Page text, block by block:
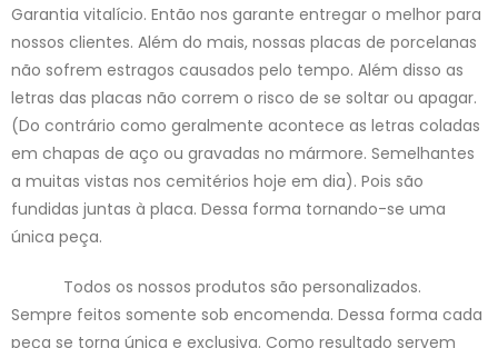
Garantia vitalício. Então nos garante entregar o melhor para
nossos clientes. Além do mais, nossas placas de porcelanas
não sofrem estragos causados pelo tempo. Além disso as
letras das placas não correm o risco de se soltar ou apagar.
(Do contrário como geralmente acontece as letras coladas
em chapas de aço ou gravadas no mármore. Semelhantes
a muitas vistas nos cemitérios hoje em dia). Pois são
fundidas juntas à placa. Dessa forma tornando-se uma
única peça.
Todos os nossos produtos são personalizados.
Sempre feitos somente sob encomenda. Dessa forma cada
peça se torna única e exclusiva. Como resultado servem